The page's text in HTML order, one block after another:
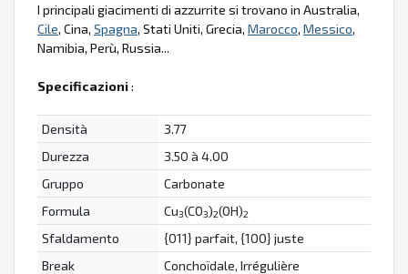
I principali giacimenti di azzurrite si trovano in Australia,
Cile, Cina, Spagna, Stati Uniti, Grecia, Marocco, Messico,
Namibia, Perù, Russia...
Specificazioni:
Densità
3.77
Durezza
3.50 à 4.00
Gruppo
Carbonate
Formula
Cu3(CO3)2(OH)2
Sfaldamento
{011} parfait, {100} juste
Break
Conchoïdale, Irrégulière